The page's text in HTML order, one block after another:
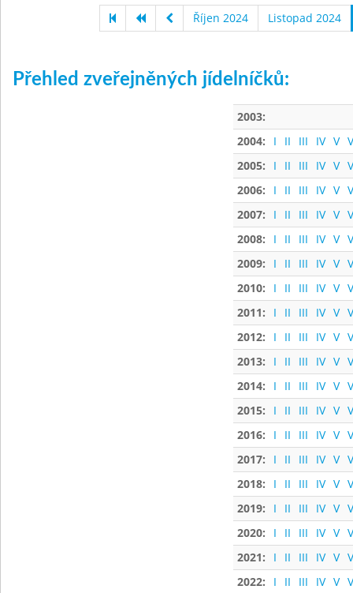
Říjen 2024 Listopad 2024
Přehled zveřejněných jídelníčků:
2003:
2004:
I II III IV V
2005:
I II III IV V
2006:
I II III IV V
2007:
I II III IV V
2008:
I II III IV V
2009:
I II III IV V
2010:
I II III IV V
2011:
I II III IV V
2012:
I II III IV V
2013:
I II III IV V
2014:
I II III IV V
2015:
I II III IV V
2016:
I II III IV V
2017:
I II III IV V
2018:
I II III IV V
2019:
I II III IV V
2020:
I II III IV V
2021:
I II III IV V
2022:
I II III IV V